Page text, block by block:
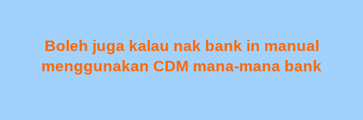
Boleh juga kalau nak bank in manual
menggunakan CDM mana-mana bank